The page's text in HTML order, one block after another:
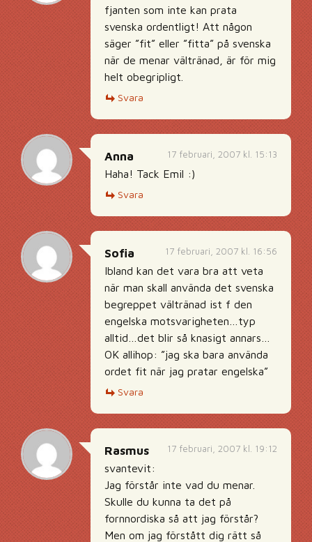
fjanten som inte kan prata
svenska ordentligt! Att någon
säger ”fit” eller ”fitta” på svenska
när de menar vältränad, är för mig
helt obegripligt.
Svara
17 februari, 2007 kl. 15:13
Anna
Haha! Tack Emil :)
Svara
17 februari, 2007 kl. 16:56
Sofia
Ibland kan det vara bra att veta
när man skall använda det svenska
begreppet vältränad ist f den
engelska motsvarigheten…typ
alltid…det blir så knasigt annars…
OK allihop: ”jag ska bara använda
ordet fit när jag pratar engelska”
Svara
17 februari, 2007 kl. 19:12
Rasmus
svantevit:
Jag förstår inte vad du menar.
Skulle du kunna ta det på
fornnordiska så att jag förstår?
Men om jag förstått dig rätt så